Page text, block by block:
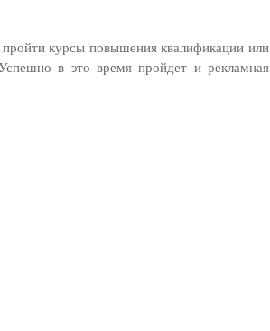
курсы повышения квалификации или
в это время пройдет и рекламная